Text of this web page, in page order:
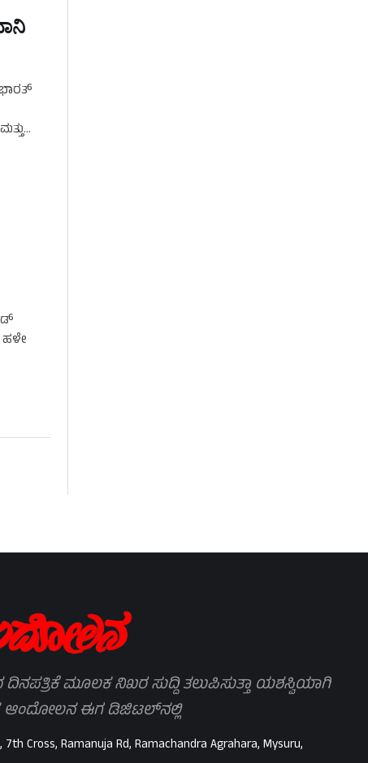
ದಿನಪತ್ರಿಕೆ ಮೂಲಕ ನಿಖರ ಸುದ್ದಿ ತಲುಪಿಸುತ್ತಾ ಯಶಸ್ವಿಯಾಗಿ
ಆಂದೋಲನ ಈಗ ಡಿಜಿಟಲ್‌ನಲ್ಲಿ
7th Cross, Ramanuja Rd, Ramachandra Agrahara, Mysuru,